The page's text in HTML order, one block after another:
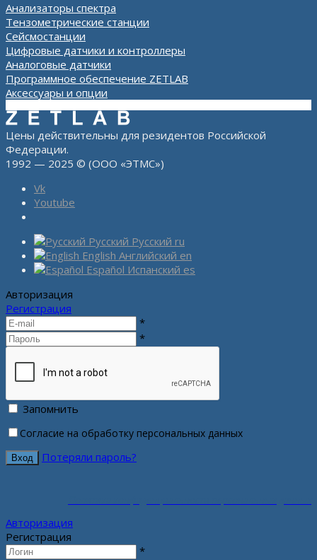
Анализаторы спектра
Тензометрические станции
Сейсмостанции
Цифровые датчики и контроллеры
Аналоговые датчики
Программное обеспечение ZETLAB
Аксессуары и опции
Цены действительны для резидентов Российской
Федерации.
1992 — 2025 © (ООО «ЭТМС»)
Vk
Youtube
Русский Русский ru
English Английский en
Español Испанский es
Авторизация
Регистрация
*
*
Запомнить
Согласие на обработку персональных данных
Потеряли пароль?
Авторизация
Регистрация
*